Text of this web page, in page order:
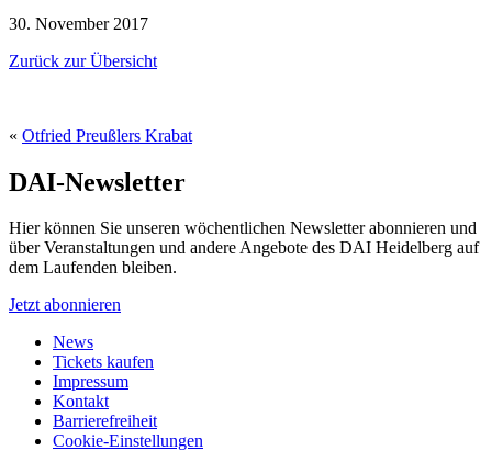
30. November 2017
Zurück zur Übersicht
« Otfried Preußlers Krabat
DAI-Newsletter
Hier können Sie unseren wöchentlichen Newsletter abonnieren und
über Veranstaltungen und andere Angebote des DAI Heidelberg auf
dem Laufenden bleiben.
Jetzt abonnieren
News
Tickets kaufen
Impressum
Kontakt
Barrierefreiheit
Cookie-Einstellungen